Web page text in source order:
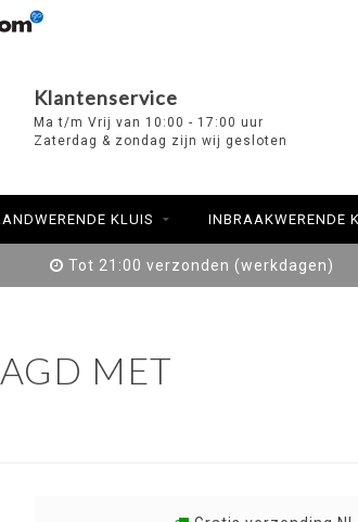
Klantenservice
Ma t/m Vrij van 10:00 - 17:00 uur
Zaterdag & zondag zijn wij gesloten
KLUIS INBRAAKWERENDE
Tot 21:00 verzonden (werkdagen)
MET